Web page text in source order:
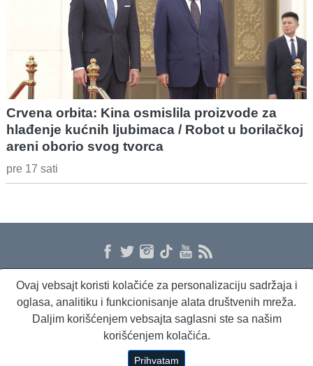
Crvena orbita: Kina osmislila proizvode za
hlađenje kućnih ljubimaca / Robot u borilačkoj
areni oborio svog tvorca
pre 17 sati
O nama Proizvodi i usluge Politika privatnosti Kontakt RSS
Dnevni evropski servis
Ovaj vebsajt koristi kolačiće za personalizaciju sadržaja i
oglasa, analitiku i funkcionisanje alata društvenih mreža.
Daljim korišćenjem vebsajta saglasni ste sa našim
korišćenjem kolačića.
Prihvatam